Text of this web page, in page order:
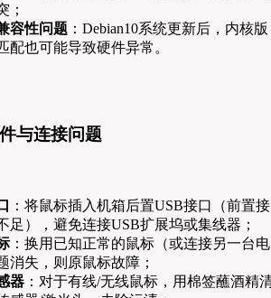
；
容性问题 ：Debian10系统更新后，内核版
配也可能导致硬件异常。
与连接问题
：将鼠标插入机箱后置USB接口（前置接
足），避免连接USB扩展坞或集线器；
：换用已知正常的鼠标（或连接另一台电
消失，则原鼠标故障；
器 ：对于有线/无线鼠标，用棉签蘸酒精